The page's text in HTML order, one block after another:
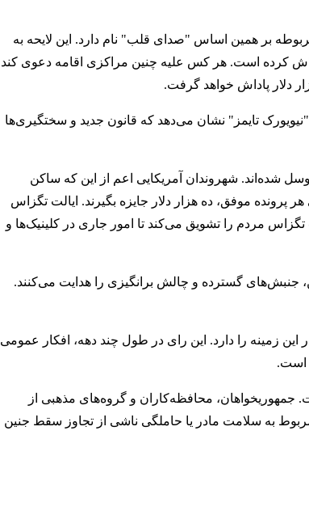
بر همین اساس "صدای قلب" نام دارد. این لایحه به
کرده است. هر کس علیه چنین مراکزی اقامه دعوی کند
دلار پاداش خواهد گرفت.
تایمز" نشان می‌دهد که قانون جدید و سختگیری‌ها
شده‌اند. شهروندان آمریکایی اعم از این که ساکن
پرونده موفق، ده هزار دلار جایزه بگیرند. ایالت تگزاس
تگزاس مردم را تشویق می‌کند تا امور جاری در کلینیک‌ها و
جنبش‌‌های گسترده‌ و چالش برانگیزی را هدایت می‌کنند.
حق تصمیم‌گیری در این زمینه را دارد. این رای در طول چند دهه، افکار عمومی
است.
محافظه‌کاران و گروه‌های مذهبی از
مربوط به سلامت مادر یا حاملگی ناشی از تجاوز سقط جنین